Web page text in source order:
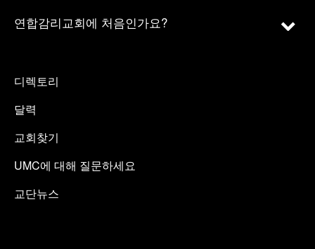
연합감리교회에 처음인가요?
디렉토리
달력
교회찾기
UMC에 대해 질문하세요
교단뉴스